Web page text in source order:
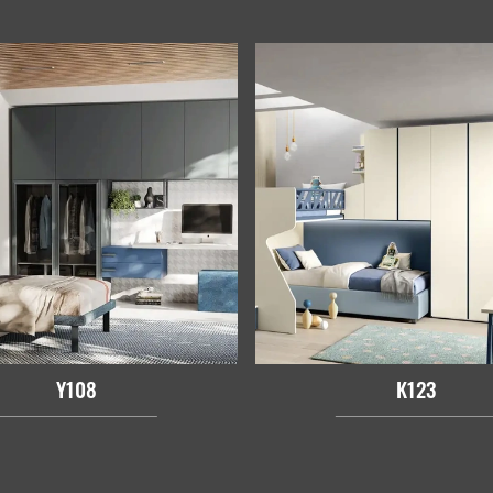
Y108 K123